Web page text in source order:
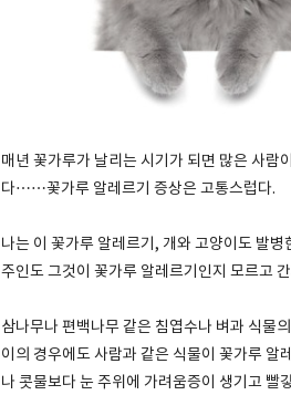
매년 꽃가루가 날리는 시기가 되면 많은 사람
다……꽃가루 알레르기 증상은 고통스럽다.
나는 이 꽃가루 알레르기, 개와 고양이도 발
주인도 그것이 꽃가루 알레르기인지 모르고
삼나무나 편백나무 같은 침엽수나 벼과 식물
이의 경우에도 사람과 같은 식물이 꽃가루 알
나 콧물보다 눈 주위에 가려움증이 생기고 빨